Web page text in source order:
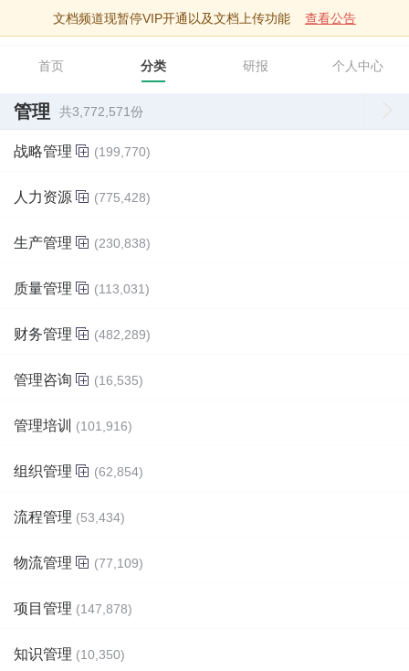
文档频道现暂停VIP开通以及文档上传功能 查看公告
智库文档
首页 分类 研报 个人中心
管理 共3,772,571份
战略管理 (199,770)
人力资源 (775,428)
生产管理 (230,838)
质量管理 (113,031)
财务管理 (482,289)
管理咨询 (16,535)
管理培训 (101,916)
组织管理 (62,854)
流程管理 (53,434)
物流管理 (77,109)
项目管理 (147,878)
知识管理 (10,350)